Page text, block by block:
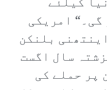
گی۔“ امریکی
بلنکن
سال اگست
پر حملے کی